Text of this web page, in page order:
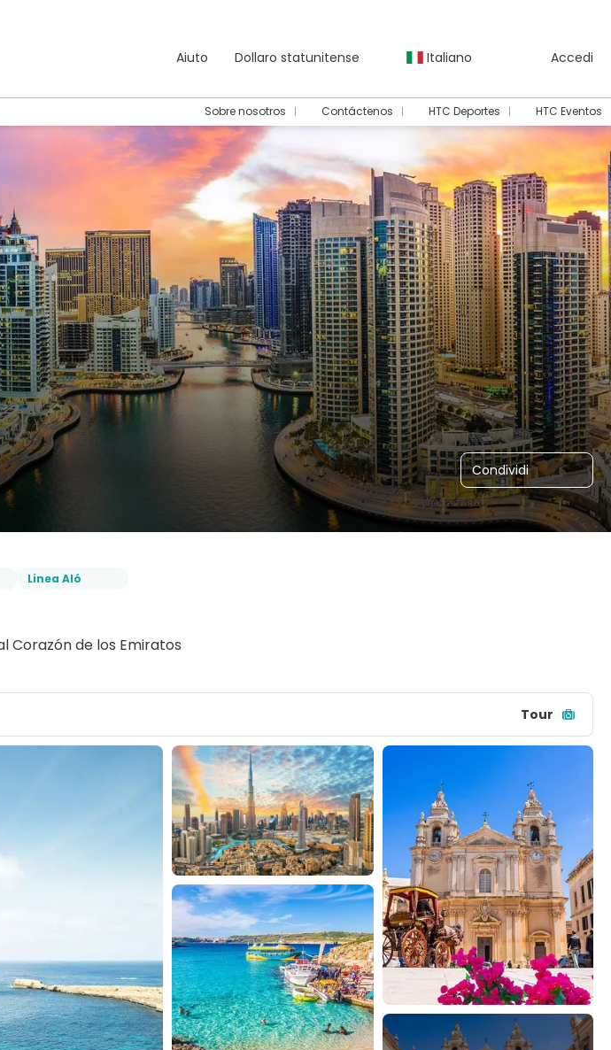
Aiuto Dollaro statunitense Italiano Accedi
Sobre nosotros Contáctenos HTC Deportes HTC Eventos
Condividi
Linea Aló
Corazón de los Emiratos
Tour